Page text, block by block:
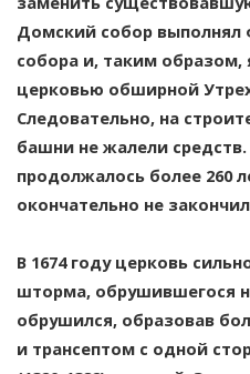
Домский собор выполнял
собора и, таким
церковью обширной
Следовательно, на
башни не жалели
продолжалось более 260
окончательно не
В 1674 году церковь
шторма, обрушившегося
обрушился, образовав
и трансептом с одной